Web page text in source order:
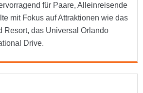
für Paare, Alleinreisende
mit Fokus auf Attraktionen wie das
Resort, das Universal Orlando
Drive.